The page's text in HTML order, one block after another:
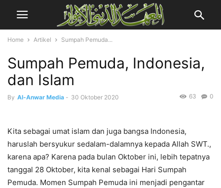
Home Artikel Sumpah Pemuda...
Sumpah Pemuda, Indonesia,
dan Islam
By Al-Anwar Media - 30 Oktober 2020 0
63
Kita sebagai umat islam dan juga bangsa Indonesia,
haruslah bersyukur sedalam-dalamnya kepada Allah SWT.,
karena apa? Karena pada bulan Oktober ini, lebih tepatnya
tanggal 28 Oktober, kita kenal sebagai Hari Sumpah
Pemuda. Momen Sumpah Pemuda ini menjadi pengantar